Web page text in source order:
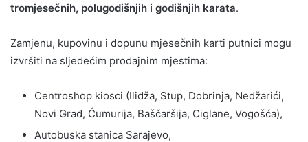
tromjesečnih, polugodišnjih i godišnjih karata.
Zamjenu, kupovinu i dopunu mjesečnih karti putnici mogu
izvršiti na sljedećim prodajnim mjestima:
Centroshop kiosci (Ilidža, Stup, Dobrinja, Nedžarići,
Novi Grad, Ćumurija, Baščaršija, Ciglane, Vogošća),
Autobuska stanica Sarajevo,